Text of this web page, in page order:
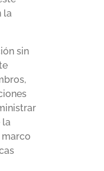
la
sin
la